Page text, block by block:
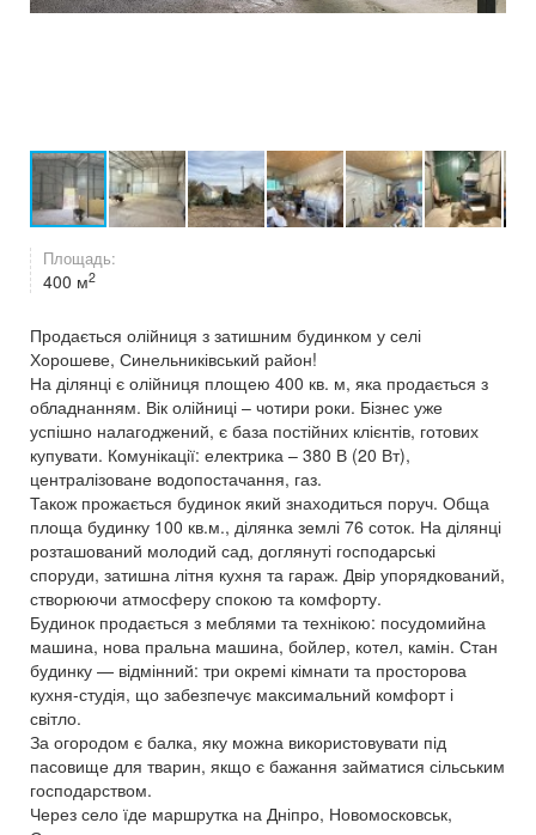
Площадь:
400 м2
Продається олійниця з затишним будинком у селі
Хорошеве, Синельниківський район!
На ділянці є олійниця площею 400 кв. м, яка продається з
обладнанням. Вік олійниці – чотири роки. Бізнес уже
успішно налагоджений, є база постійних клієнтів, готових
купувати. Комунікації: електрика – 380 В (20 Вт),
централізоване водопостачання, газ.
Також прожається будинок який знаходиться поруч. Обща
площа будинку 100 кв.м., ділянка землі 76 соток. На ділянці
розташований молодий сад, доглянуті господарські
споруди, затишна літня кухня та гараж. Двір упорядкований,
створюючи атмосферу спокою та комфорту.
Будинок продається з меблями та технікою: посудомийна
машина, нова пральна машина, бойлер, котел, камін. Стан
будинку — відмінний: три окремі кімнати та просторова
кухня-студія, що забезпечує максимальний комфорт і
світло.
За огородом є балка, яку можна використовувати під
пасовище для тварин, якщо є бажання займатися сільським
господарством.
Через село їде маршрутка на Дніпро, Новомосковськ,